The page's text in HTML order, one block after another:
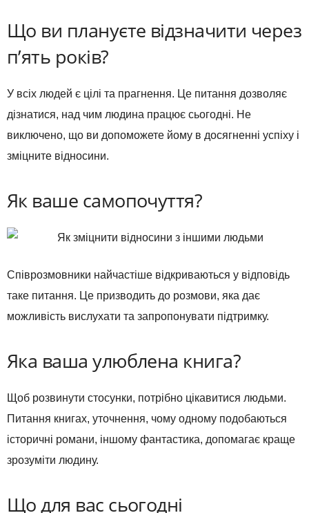
Що ви плануєте відзначити через
п’ять років?
У всіх людей є цілі та прагнення. Це питання дозволяє
дізнатися, над чим людина працює сьогодні. Не
виключено, що ви допоможете йому в досягненні успіху і
зміцните відносини.
Як ваше самопочуття?
Співрозмовники найчастіше відкриваються у відповідь
таке питання. Це призводить до розмови, яка дає
можливість вислухати та запропонувати підтримку.
Яка ваша улюблена книга?
Щоб розвинути стосунки, потрібно цікавитися людьми.
Питання книгах, уточнення, чому одному подобаються
історичні романи, іншому фантастика, допомагає краще
зрозуміти людину.
Що для вас сьогодні